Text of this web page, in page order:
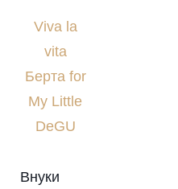
Viva la
vita
Берта for
My Little
DeGU
Внуки